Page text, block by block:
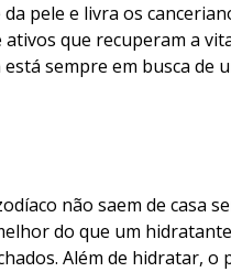
pele e livra os
que recuperam a
sempre em busca de
não saem de casa
do que um
Além de hidratar,